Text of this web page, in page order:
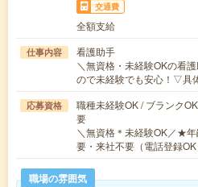
交通費
全額支給
仕事内容
看護助手
＼無資格・未経験OKの看
ので未経験でも安心！▽
応募資格
職種未経験OK / ブランク
要
＼無資格＊未経験OK／★
要・来社不要（電話登録
職場の雰囲気